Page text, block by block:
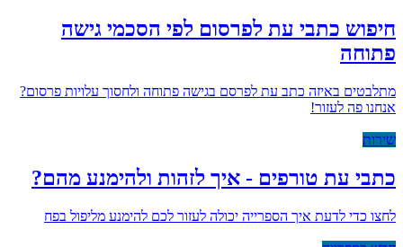
חיפוש כתבי עת לפרסום לפי הסכמי גישה
פתוחה
מתלבטים באיזה כתב עת לפרסם בגישה פתוחה ולחסוך עלויות פרסום?
אנחנו פה לעזור!
שירות
כתבי עת טורפים - איך לזהות ולהימנע מהם?
לחצו כדי לדעת איך הספרייה יכולה לעזור לכם להימנע מליפול בפח